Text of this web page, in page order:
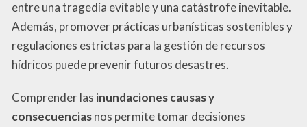
entre una tragedia evitable y una catástrofe inevitable.
Además, promover prácticas urbanísticas sostenibles y
regulaciones estrictas para la gestión de recursos
hídricos puede prevenir futuros desastres.
Comprender las inundaciones causas y
consecuenciasnos permite tomar decisiones